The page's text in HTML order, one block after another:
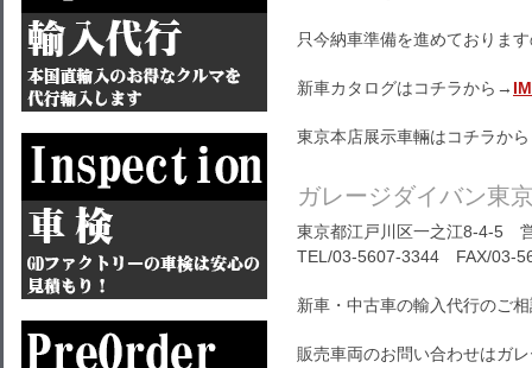
只今納車準備を進めておりま
新車カタログはコチラから→
東京本店展示車輛はコチラか
ガレージダイバン東
東京都江戸川区一之江8-4-5
TEL/03-5607-3344 FAX/03-
新車・中古車の輸入代行のご
販売車両のお問い合わせはガ